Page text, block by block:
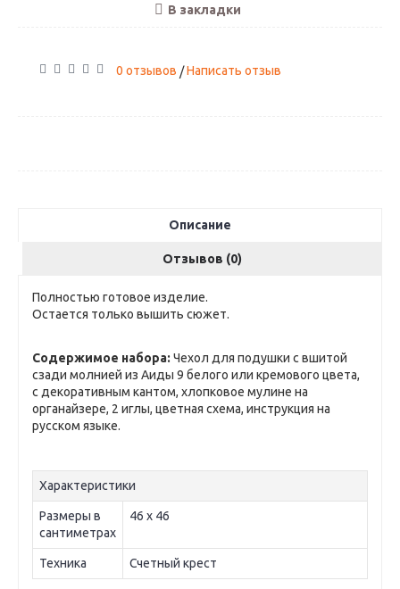
В закладки
0 отзывов /Написать отзыв
Описание
Отзывов (0)
Полностью готовое изделие.
Остается только вышить сюжет.
Содержимое набора: Чехол для подушки с вшитой
сзади молнией из Аиды 9 белого или кремового цвета,
с декоративным кантом, хлопковое мулине на
органайзере, 2 иглы, цветная схема, инструкция на
русском языке.
Характеристики
Размеры в
сантиметрах
46 х 46
Техника Счетный крест